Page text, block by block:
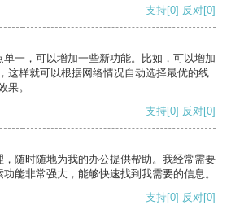
支持[0] 反对[0]
一，可以增加一些新功能。比如，可以增加
这样就可以根据网络情况自动选择最优的线
果。
支持[0] 反对[0]
随时随地为我的办公提供帮助。我经常需要
能非常强大，能够快速找到我需要的信息。
支持[0] 反对[0]